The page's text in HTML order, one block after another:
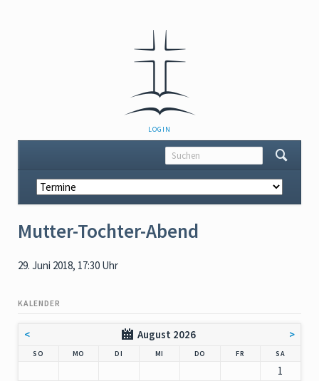
NAVIGATION
ÜBERSPRINGEN
LOGIN
Navigation
überspringen
Mutter-Tochter-Abend
29. Juni 2018, 17:30 Uhr
KALENDER
< August 2026 >
SO MO DI MI DO NNERSTAG
FR SAMSTAG
1